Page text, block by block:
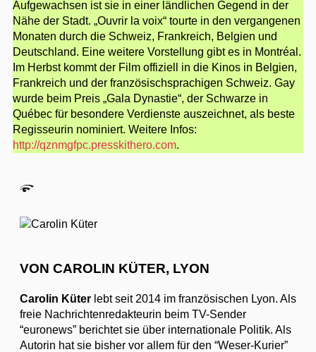
Aufgewachsen ist sie in einer ländlichen Gegend in der
Nähe der Stadt. „Ouvrir la voix“ tourte in den vergangenen
Monaten durch die Schweiz, Frankreich, Belgien und
Deutschland. Eine weitere Vorstellung gibt es in Montréal.
Im Herbst kommt der Film offiziell in die Kinos in Belgien,
Frankreich und der französischsprachigen Schweiz. Gay
wurde beim Preis „Gala Dynastie“, der Schwarze in
Québec für besondere Verdienste auszeichnet, als beste
Regisseurin nominiert. Weitere Infos:
http://qznmgfpc.presskithero.com.
VON CAROLIN KÜTER, LYON
Carolin Küter lebt seit 2014 im französischen Lyon. Als
freie Nachrichtenredakteurin beim TV-Sender
“euronews” berichtet sie über internationale Politik. Als
Autorin hat sie bisher vor allem für den “Weser-Kurier”